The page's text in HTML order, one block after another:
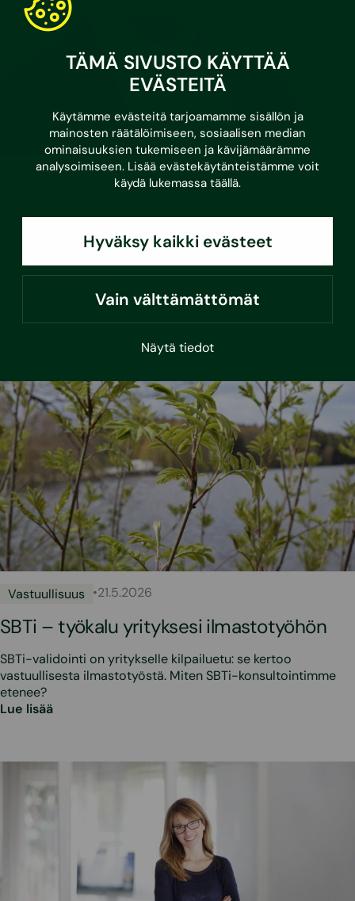
TÄMÄ SIVUSTO KÄYTTÄÄ
EVÄSTEITÄ
Käytämme evästeitä tarjoamamme sisällön ja
mainosten räätälöimiseen, sosiaalisen median
ominaisuuksien tukemiseen ja kävijämäärämme
analysoimiseen. Lisää evästekäytänteistämme voit
käydä lukemassa täällä.
Hyväksy kaikki evästeet
Vain välttämättömät
Näytä tiedot
Juhani Huuhtanen
Johtava asiantuntija ja tiimipäällikkö, rakentamisen
+358 41 434 1284
Lue myös
Vastuullisuus •21.5.2026
SBTi – työkalu yrityksesi ilmastotyöhön
SBTi-validointi on yritykselle kilpailuetu: se kertoo
vastuullisesta ilmastotyöstä. Miten SBTi-konsultointimme
etenee?
Lue lisää